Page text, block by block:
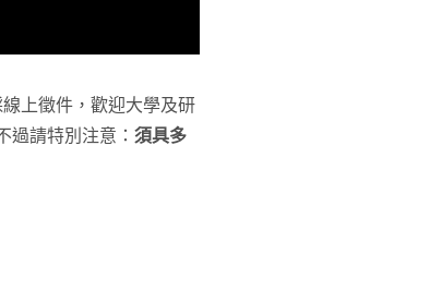
線上徵件，歡迎大學及研
過請特別注意： 須具多